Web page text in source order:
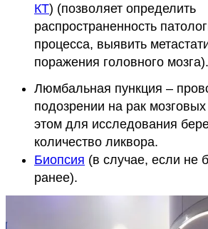
КТ) (позволяет определить
распространенность
процесса, выявить
поражения головного мозга).
Люмбальная пункция –
подозрении на рак
этом для исследования
количество ликвора.
Биопсия (в случае, если не
ранее).